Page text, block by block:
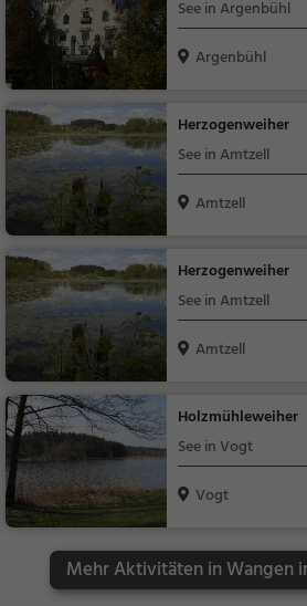
See in Argenbühl
Argenbühl
Herzogenweiher
See in Amtzell
Amtzell
Herzogenweiher
See in Amtzell
Amtzell
Holzmühleweiher
See in Vogt
Vogt
Mehr Aktivitäten in Wangen